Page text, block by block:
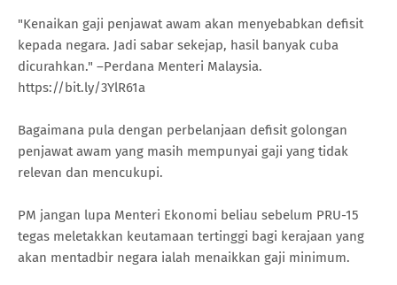
"Kenaikan gaji penjawat awam akan menyebabkan defisit
kepada negara. Jadi sabar sekejap, hasil banyak cuba
dicurahkan." –Perdana Menteri Malaysia.
https://bit.ly/3YlR61a
Bagaimana pula dengan perbelanjaan defisit golongan
penjawat awam yang masih mempunyai gaji yang tidak
relevan dan mencukupi.
PM jangan lupa Menteri Ekonomi beliau sebelum PRU-15
tegas meletakkan keutamaan tertinggi bagi kerajaan yang
akan mentadbir negara ialah menaikkan gaji minimum.